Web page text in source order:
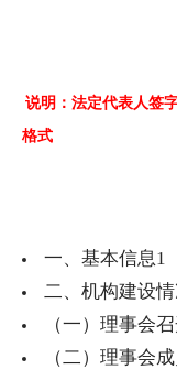
说明：法定代表人签
格式
一、基本信息1
二、机构建设
（一）理事会
（二）理事会